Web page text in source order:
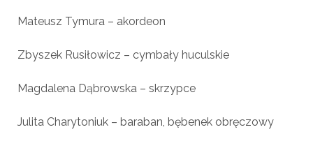
Mateusz Tymura – akordeon
Zbyszek Rusiłowicz – cymbały huculskie
Magdalena Dąbrowska – skrzypce
Julita Charytoniuk – baraban, bębenek obręczowy